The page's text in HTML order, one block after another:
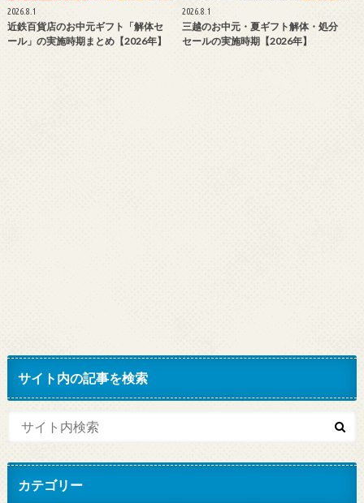
2026.8.1
近鉄百貨店のお中元ギフト「解体セ
ール」の実施時期まとめ【2026年】
2026.8.1
三越のお中元・夏ギフト解体・処分
セールの実施時期【2026年】
サイト内の記事を検索
カテゴリー